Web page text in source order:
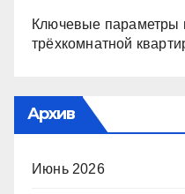
Ключевые параметры
трёхкомнатной
Архив
Июнь 2026